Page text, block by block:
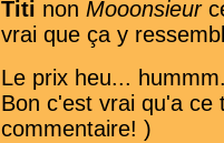
Titi nonMooonsieur
vrai que ça y
Le prix heu...
Bon c'est vrai qu'a ce
commentaire! )